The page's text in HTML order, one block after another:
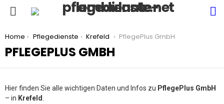
You are here:
Home Pflegedienste Krefeld PflegePlus GmbH
PFLEGEPLUS GMBH
Hier finden Sie alle wichtigen Daten und Infos zu PflegePlus GmbH
– in Krefeld